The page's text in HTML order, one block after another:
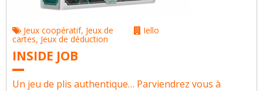
Jeux coopératif, Jeux de
cartes, Jeux de déduction
Iello
INSIDE JOB
Un jeu de plis authentique… Parviendrez vous à